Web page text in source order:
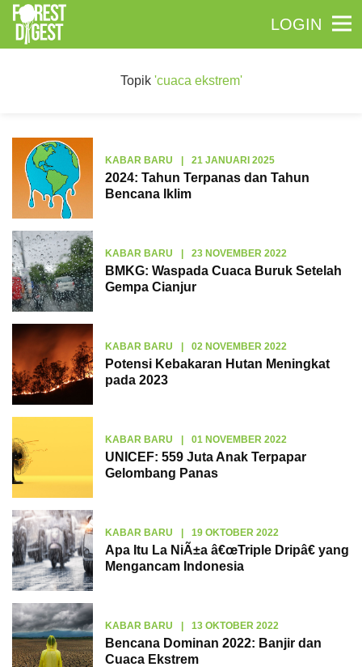
LOGIN
Topik 'cuaca ekstrem'
KABAR BARU | 21 JANUARI 2025
2024: Tahun Terpanas dan Tahun
Bencana Iklim
KABAR BARU | 23 NOVEMBER 2022
BMKG: Waspada Cuaca Buruk Setelah
Gempa Cianjur
KABAR BARU | 02 NOVEMBER 2022
Potensi Kebakaran Hutan Meningkat
pada 2023
KABAR BARU | 01 NOVEMBER 2022
UNICEF: 559 Juta Anak Terpapar
Gelombang Panas
KABAR BARU | 19 OKTOBER 2022
Apa Itu La NiÃ±a â€œTriple Dripâ€ yang
Mengancam Indonesia
KABAR BARU | 13 OKTOBER 2022
Bencana Dominan 2022: Banjir dan
Cuaca Ekstrem